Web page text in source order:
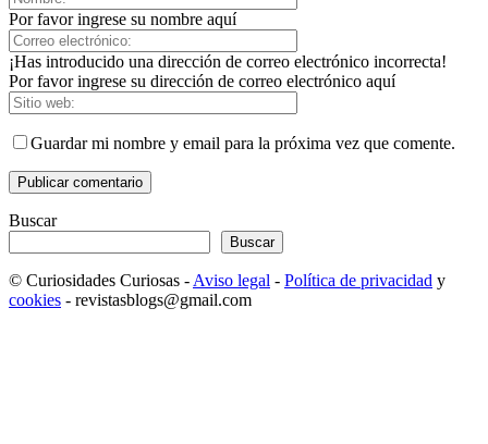
Por favor ingrese su nombre aquí
¡Has introducido una dirección de correo electrónico incorrecta!
Por favor ingrese su dirección de correo electrónico aquí
Guardar mi nombre y email para la próxima vez que comente.
Buscar
Buscar
© Curiosidades Curiosas - Aviso legal - Política de privacidad y
cookies - revistasblogs@gmail.com